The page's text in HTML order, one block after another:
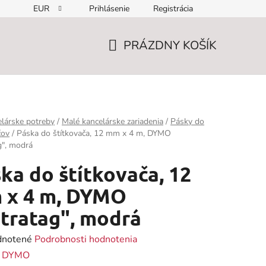
EUR Prihlásenie Registrácia
PRÁZDNY KOŠÍK
potreby / Malé kancelárske zariadenia / Pásky do
/ Páska do štítkovača, 12 mm x 4 m, DYMO
modrá
do štítkovača, 12
x 4 m, DYMO
modrá
Podrobnosti hodnotenia
DYMO